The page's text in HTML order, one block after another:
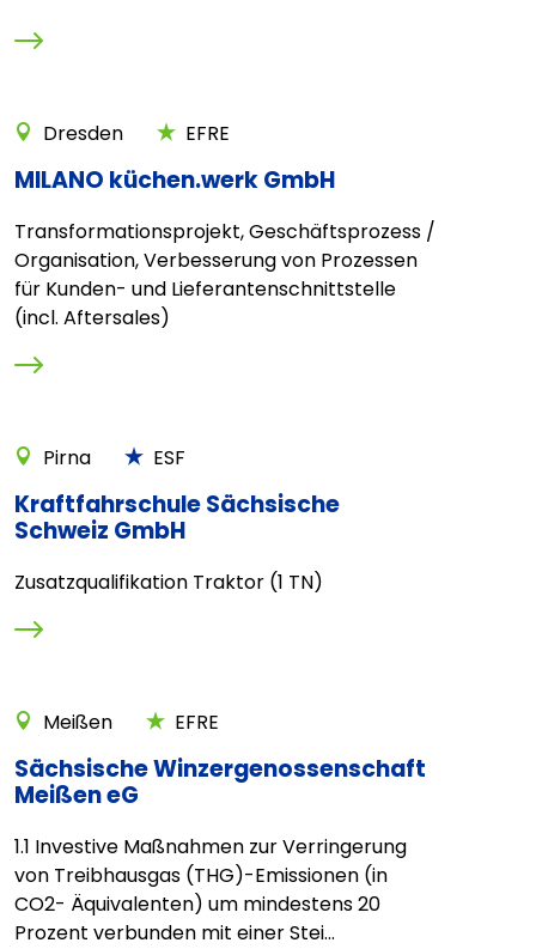
Dresden EFRE
MILANO küchen.werk GmbH
Transformationsprojekt, Geschäftsprozess /
Organisation, Verbesserung von Prozessen
für Kunden- und Lieferantenschnittstelle
(incl. Aftersales)
Pirna ESF
Kraftfahrschule Sächsische
Schweiz GmbH
Zusatzqualifikation Traktor (1 TN)
Meißen EFRE
Sächsische Winzergenossenschaft
Meißen eG
1.1 Investive Maßnahmen zur Verringerung
von Treibhausgas (THG)-Emissionen (in
CO2- Äquivalenten) um mindestens 20
Prozent verbunden mit einer Stei...